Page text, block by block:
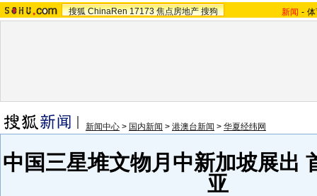
搜狐 ChinaRen 17173 焦点房地产 搜狗 新闻 -
新闻中心 > 国内新闻 > 港澳台新闻 > 华夏经纬网
中国三星堆文物月中新加坡展出
亚